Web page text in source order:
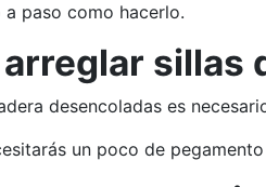
a paso como hacerlo.
sillas
desencoladas es
un poco de